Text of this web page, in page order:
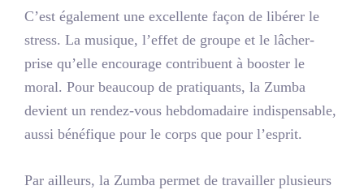
C’est également une excellente façon de libérer le
stress. La musique, l’effet de groupe et le lâcher-
prise qu’elle encourage contribuent à booster le
moral. Pour beaucoup de pratiquants, la Zumba
devient un rendez-vous hebdomadaire indispensable,
aussi bénéfique pour le corps que pour l’esprit.
Par ailleurs, la Zumba permet de travailler plusieurs